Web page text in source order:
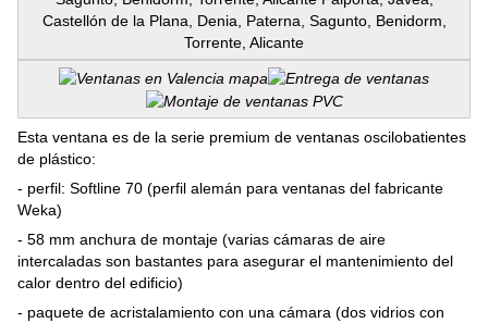
Castellón de la Plana, Denia, Paterna, Sagunto, Benidorm,
Torrente, Alicante
Esta ventana es de la serie premium de ventanas oscilobatientes
de plástico:
- perfil: Softline 70 (perfil alemán para ventanas del fabricante
Weka)
- 58 mm anchura de montaje (varias cámaras de aire
intercaladas son bastantes para asegurar el mantenimiento del
calor dentro del edificio)
- paquete de acristalamiento con una cámara (dos vidrios con